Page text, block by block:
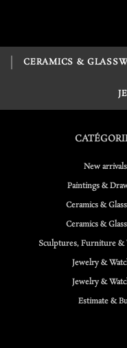
CERAMICS &
New arrivals
Paintings &
Ceramics &
Ceramics &
Sculptures, Furniture &
Jewelry &
Jewelry &
Estimate &